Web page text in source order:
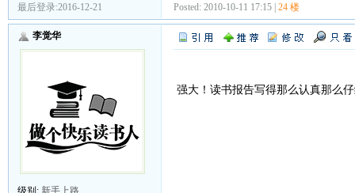
最后登录:2016-12-21
Posted: 2010-10-11 17:15 | 24 楼
李觉华
级别: 新手上路
强大！读书报告写得那么认真那么